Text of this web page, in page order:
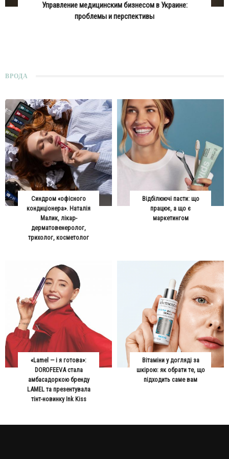
Управление медицинским бизнесом в Украине:
проблемы и перспективы
ВРОДА
Синдром «офісного
кондиціонера». Наталія
Малик, лікар-
дерматовенеролог,
трихолог, косметолог
Відбілюючі пасти: що
працює, а що є
маркетингом
«Lamel — і я готова»:
DOROFEEVA стала
амбасадоркою бренду
LAMEL та презентувала
тінт-новинку Ink Kiss
Вітаміни у догляді за
шкірою: як обрати те, що
підходить саме вам